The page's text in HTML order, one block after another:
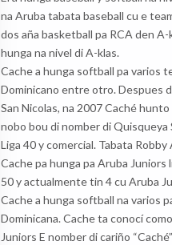
na Aruba tabata baseball cu e
dos aña basketball pa RCA den A-
hunga na nivel di A-klas.
Cache a hunga softball pa varios
Dominicano entre otro. Despues
San Nicolas, na 2007 Caché
nobo bou di nomber di
Liga 40 y comercial. Tabata
Cache pa hunga pa Aruba Juniors
50 y actualmente tin 4 cu Aruba
Cache a hunga softball na varios
Dominicana. Cache ta conocí
Juniors E nomber di cariño